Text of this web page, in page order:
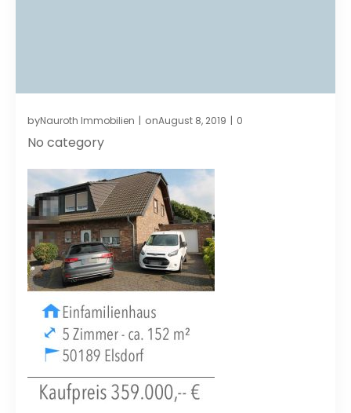
byNauroth Immobilien | onAugust 8, 2019 | 0
No category